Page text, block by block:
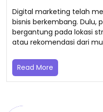
Digital marketing telah
bisnis berkembang. Dulu,
bergantung pada lokasi
atau rekomendasi dari
Read More